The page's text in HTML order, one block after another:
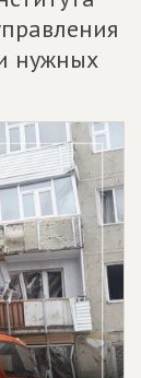
нужных